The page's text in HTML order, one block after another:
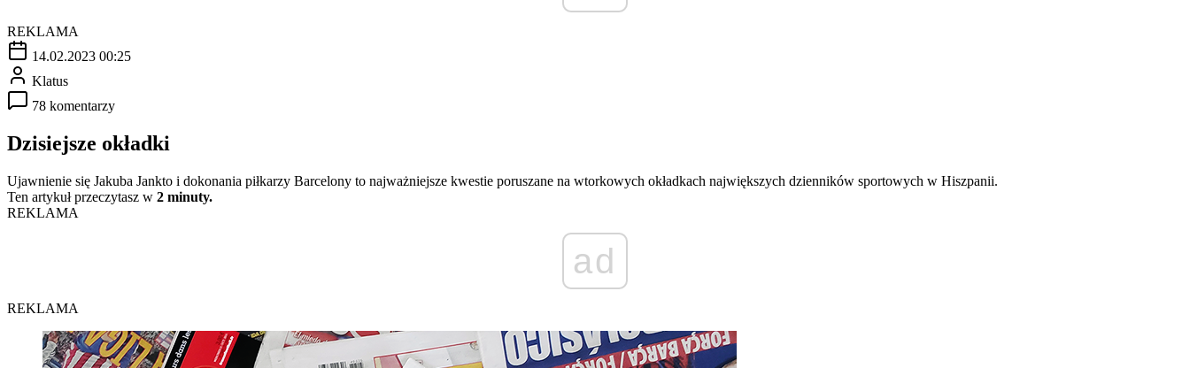
REKLAMA
14.02.2023 00:25
Klatus
78 komentarzy
Dzisiejsze okładki
Ujawnienie się Jakuba Jankto i dokonania piłkarzy Barcelony to najważniejsze kwestie poruszane na wtorkowych okładkach największych dzienników sportowych w Hiszpanii.
Ten artykuł przeczytasz w 2 minuty.
REKLAMA
ad
REKLAMA